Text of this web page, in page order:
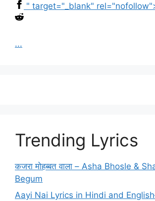
" target="_blank"
...
Trending Lyrics
कजरा मोहब्बत वाला – Asha Bhosle &
Begum
Aayi Nai Lyrics in Hindi and